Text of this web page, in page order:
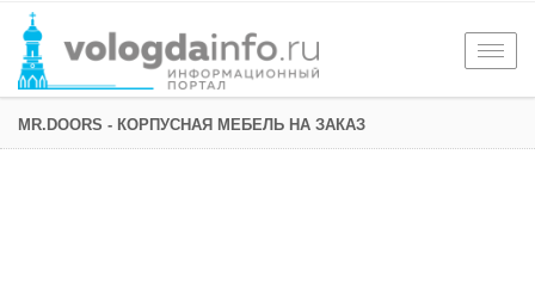
MR.DOORS - КОРПУСНАЯ МЕБЕЛЬ НА ЗАКАЗ